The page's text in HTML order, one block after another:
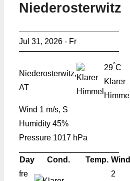
Niederosterwitz
Jul 31, 2026 - Fr
Niederosterwitz,
AT
29°C
Klarer
Himmel
Wind 1 m/s, S
Humidity 45%
Pressure 1017 hPa
Day Cond. Temp. Wind
fre
2